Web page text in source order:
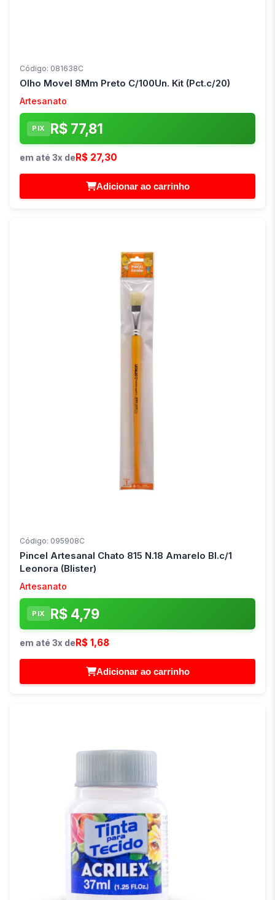
Código: 081638C
Olho Movel 8Mm Preto C/100Un. Kit (Pct.c/20)
Artesanato
PIX R$ 77,81
em até 3x de R$ 27,30
Adicionar ao carrinho
Código: 095908C
Pincel Artesanal Chato 815 N.18 Amarelo Bl.c/1
Leonora (Blister)
Artesanato
PIX R$ 4,79
em até 3x deR$ 1,68
Adicionar ao carrinho